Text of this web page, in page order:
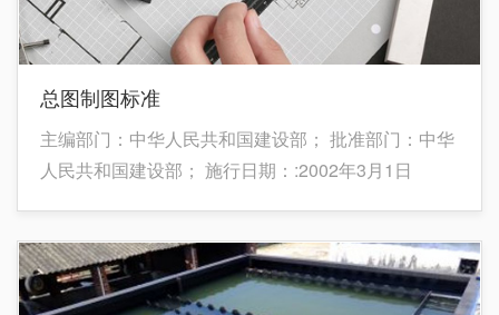
总图制图标准
主编部门：中华人民共和国建设部； 批准部门：中华
人民共和国建设部； 施行日期：:2002年3月1日